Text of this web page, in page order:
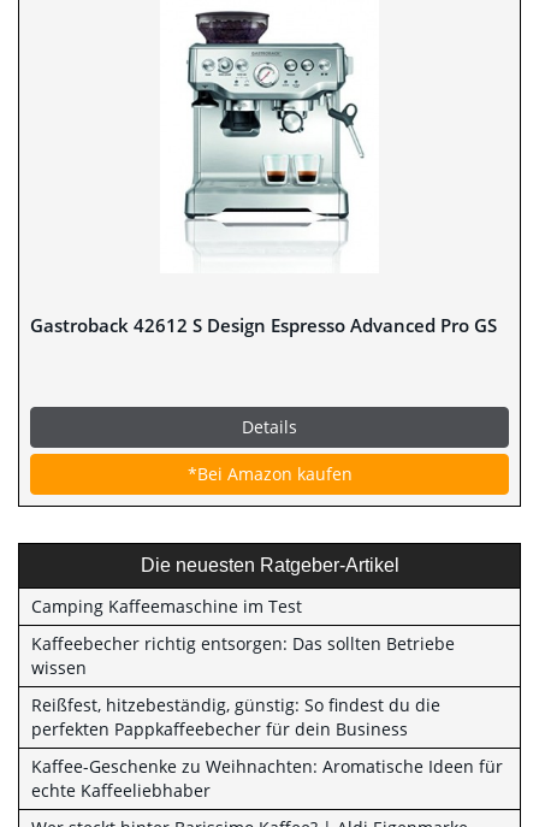
Gastroback 42612 S Design Espresso Advanced Pro GS
Details
*Bei Amazon kaufen
Die neuesten Ratgeber-Artikel
Camping Kaffeemaschine im Test
Kaffeebecher richtig entsorgen: Das sollten Betriebe
wissen
Reißfest, hitzebeständig, günstig: So findest du die
perfekten Pappkaffeebecher für dein Business
Kaffee-Geschenke zu Weihnachten: Aromatische Ideen für
echte Kaffeeliebhaber